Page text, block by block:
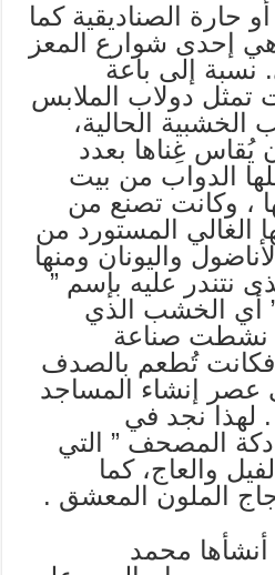
حارة الصناديقية كما
هي إحدى شوارع المعز
نسبة إلى باعة
تمثل دولاب الملابس
الخشبية الحالية،
يُقاس غِناها بعدد
الدواب من بيت
، وكانت تصنع من
الغالي المستورد من
واليونان ومنها
نتندر عليه بإسم ”
” أي الخشب الذي
نشطت صناعة
فكانت تُطعم بالصدف
عصر إنشاء المساجد
لهذا نجد في
دكة المصحف ” التي
والعاج، كما
الملون المعشق .
أنشأها محمد